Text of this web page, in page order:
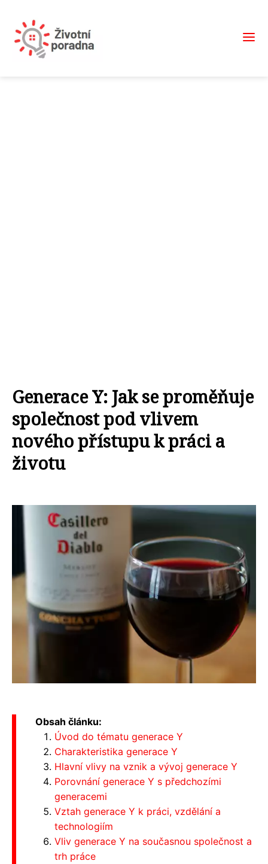
Generace Y: Jak se proměňuje
společnost pod vlivem
nového přístupu k práci a
životu
Obsah článku:
Úvod do tématu generace Y
Charakteristika generace Y
Hlavní vlivy na vznik a vývoj generace Y
Porovnání generace Y s předchozími
generacemi
Vztah generace Y k práci, vzdělání a
technologiím
Vliv generace Y na současnou společnost a
trh práce